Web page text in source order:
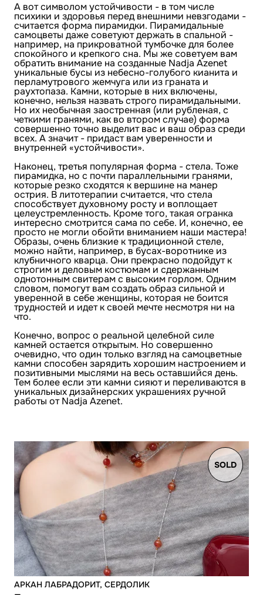
А вот символом устойчивости - в том числе
психики и здоровья перед внешними невзгодами -
считается форма пирамидки. Пирамидальные
самоцветы даже советуют держать в спальной -
например, на прикроватной тумбочке для более
спокойного и крепкого сна. Мы же советуем вам
обратить внимание на созданные Nadja Azenet
уникальные бусы из небесно-голубого кианита и
перламутрового жемчуга или из граната и
раухтопаза. Камни, которые в них включены,
конечно, нельзя назвать строго пирамидальными.
Но их необычная заостренная (или рубленая, с
четкими гранями, как во втором случае) форма
совершенно точно выделит вас и ваш образ среди
всех. А значит - придаст вам уверенности и
внутренней «устойчивости».
Наконец, третья популярная форма - стела. Тоже
пирамидка, но с почти параллельными гранями,
которые резко сходятся к вершине на манер
острия. В литотерапии считается, что стела
способствует духовному росту и воплощает
целеустремленность. Кроме того, такая огранка
интересно смотрится сама по себе. И, конечно, ее
просто не могли обойти вниманием наши мастера!
Образы, очень близкие к традиционной стеле,
можно найти, например, в бусах-воротнике из
клубничного кварца. Они прекрасно подойдут к
строгим и деловым костюмам и сдержанным
однотонным свитерам с высоким горлом. Одним
словом, помогут вам создать образ сильной и
уверенной в себе женщины, которая не боится
трудностей и идет к своей мечте несмотря ни на
что.
Конечно, вопрос о реальной целебной силе
камней остается открытым. Но совершенно
очевидно, что один только взгляд на самоцветные
камни способен зарядить хорошим настроением и
позитивными мыслями на весь оставшийся день.
Тем более если эти камни сияют и переливаются в
уникальных дизайнерских украшениях ручной
работы от Nadja Azenet.
SOLD
АРКАН ЛАБРАДОРИТ, СЕРДОЛИК